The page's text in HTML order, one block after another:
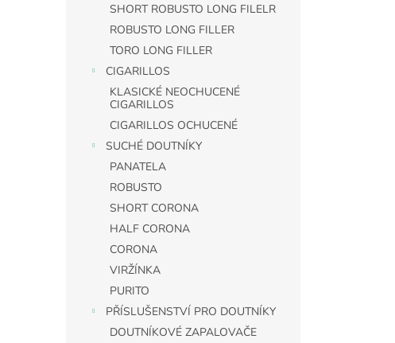
SHORT ROBUSTO LONG FILELR
ROBUSTO LONG FILLER
TORO LONG FILLER
CIGARILLOS
KLASICKÉ NEOCHUCENÉ
CIGARILLOS
CIGARILLOS OCHUCENÉ
SUCHÉ DOUTNÍKY
PANATELA
ROBUSTO
SHORT CORONA
HALF CORONA
CORONA
VIRŽÍNKA
PURITO
PŘÍSLUŠENSTVÍ PRO DOUTNÍKY
DOUTNÍKOVÉ ZAPALOVAČE